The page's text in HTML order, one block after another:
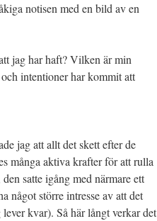
notisen med en bild av en
jag har haft? Vilken är min
intentioner har kommit att
jag att allt det skett efter de
många aktiva krafter för att rulla
satte igång med närmare ett
något större intresse av att det
kvar). Så här långt verkar det